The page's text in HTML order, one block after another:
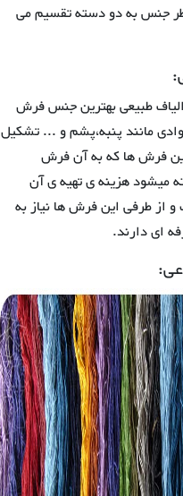
جنس به دو دسته تقسیم می
طبیعی بهترین جنس فرش
مانند پنبه،پشم و ... تشکیل
فرش ها که به آن فرش
میشود هزینه ی تهیه ی آن
و از طرفی این فرش ها نیاز به
ای دارند.